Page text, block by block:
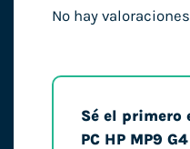
No hay
Sé el primero
PC HP MP9